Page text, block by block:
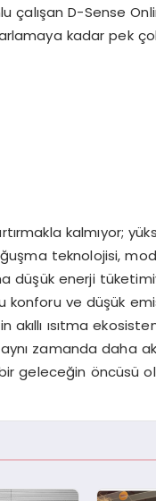
çalışan D-Sense
kadar pek
kalmıyor;
teknolojisi,
düşük enerji
konforu ve düşük
akıllı ısıtma
zamanda daha
geleceğin öncüsü